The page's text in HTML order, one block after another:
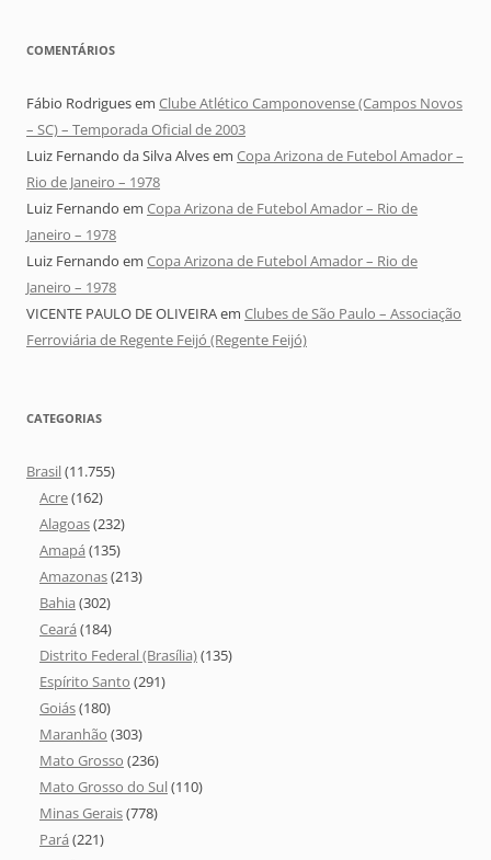
COMENTÁRIOS
Fábio Rodriguesem Clube Atlético Camponovense (Campos Novos
– SC) – Temporada Oficial de 2003
Luiz Fernando da Silva Alvesem Copa Arizona de Futebol Amador –
Rio de Janeiro – 1978
Luiz Fernando em Copa Arizona de Futebol Amador – Rio de
Janeiro – 1978
Luiz Fernando em Copa Arizona de Futebol Amador – Rio de
Janeiro – 1978
VICENTE PAULO DE OLIVEIRAem Clubes de São Paulo – Associação
Ferroviária de Regente Feijó (Regente Feijó)
CATEGORIAS
Brasil(11.755)
Acre(162)
Alagoas(232)
Amapá (135)
Amazonas(213)
Bahia (302)
Ceará (184)
Distrito Federal (Brasília)(135)
Espírito Santo (291)
Goiás(180)
Maranhão (303)
Mato Grosso (236)
Mato Grosso do Sul(110)
Minas Gerais(778)
Pará (221)